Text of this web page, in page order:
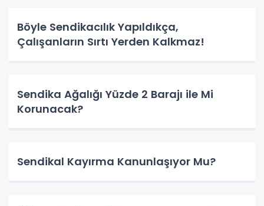
Böyle Sendikacılık Yapıldıkça,
Çalışanların Sırtı Yerden Kalkmaz!
Sendika Ağalığı Yüzde 2 Barajı ile Mi
Korunacak?
Sendikal Kayırma Kanunlaşıyor Mu?